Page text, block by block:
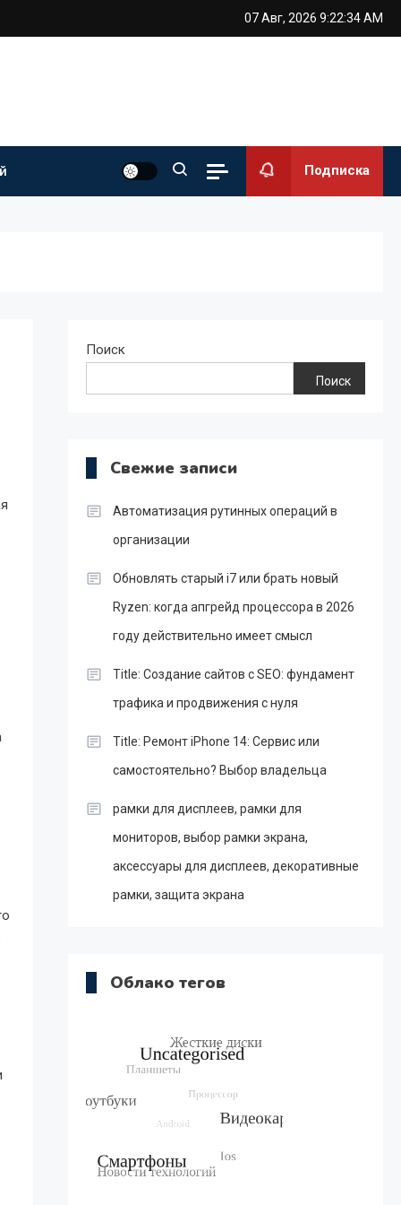
07 Авг, 2026 9:22:35 AM
Подписка
Поиск
Поиск
Свежие записи
Автоматизация рутинных операций в
организации
Обновлять старый i7 или брать новый
Ryzen: когда апгрейд процессора в 2026
году действительно имеет смысл
Title: Создание сайтов с SEO: фундамент
трафика и продвижения с нуля
Title: Ремонт iPhone 14: Сервис или
самостоятельно? Выбор владельца
рамки для дисплеев, рамки для
мониторов, выбор рамки экрана,
аксессуары для дисплеев, декоративные
рамки, защита экрана
Облако тегов